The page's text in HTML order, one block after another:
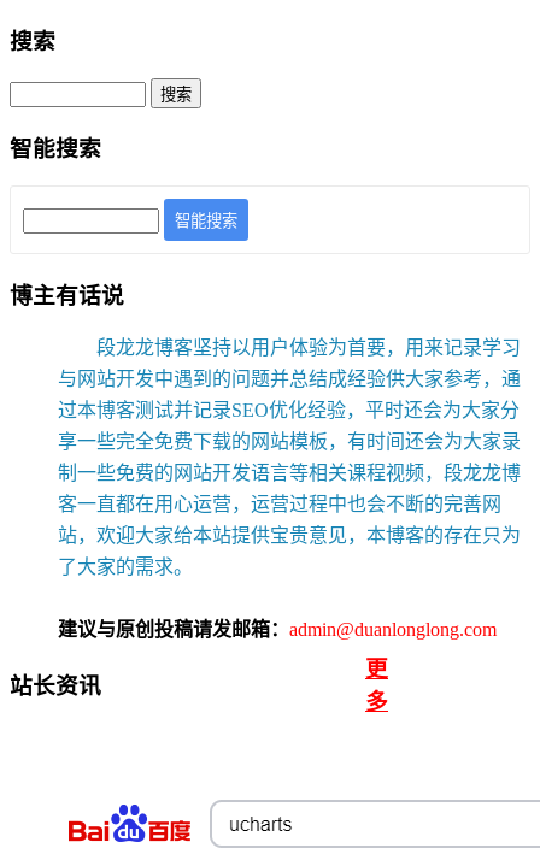
搜索
智能搜索
智能搜索
博主有话说
段龙龙博客坚持以用户体验为首要，用来记录学习
与网站开发中遇到的问题并总结成经验供大家参考，通
过本博客测试并记录SEO优化经验，平时还会为大家分
享一些完全免费下载的网站模板，有时间还会为大家录
制一些免费的网站开发语言等相关课程视频，段龙龙博
客一直都在用心运营，运营过程中也会不断的完善网
站，欢迎大家给本站提供宝贵意见，本博客的存在只为
了大家的需求。
建议与原创投稿请发邮箱： admin@duanlonglong.com
站长资讯
更
多